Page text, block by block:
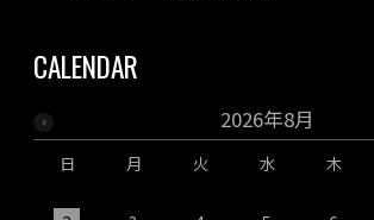
CALENDAR
2026年8月
日 月 火 水 木